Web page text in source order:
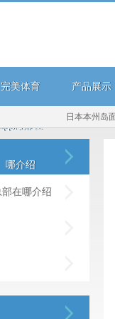
完美体育
总部在
哪介绍
产品展示
日本本州岛面积
部在哪介绍